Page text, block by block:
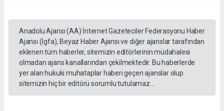
Anadolu Ajansı (AA) İnternet Gazeteciler Federasyonu Haber
Ajansı (İgfa), Beyaz Haber Ajansı ve diğer ajanslar tarafından
eklenen tüm haberler, sitemizin editörlerinin müdahalesi
olmadan ajans kanallarından çekilmektedir. Bu haberlerde
yer alan hukuki muhataplar haberi geçen ajanslar olup
sitemizin hiç bir editörü sorumlu tutulamaz...